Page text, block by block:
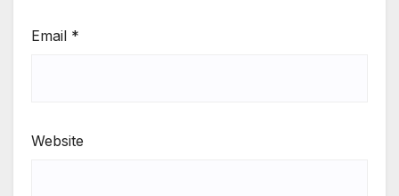
Email *
Website